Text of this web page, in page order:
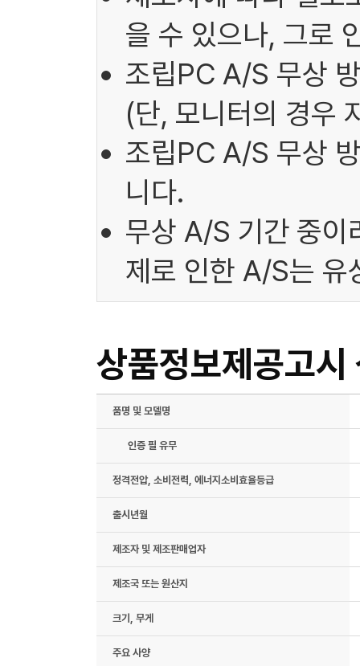
을 수 있으나, 그로
조립PC A/S 무상
(단, 모니터의 경우
조립PC A/S 무상
니다.
무상 A/S 기간 중이
제로 인한 A/S는 유
상품정보제공고시
품명 및 모델명
인증 필 유무
정격전압, 소비전력, 에너지소비효율등급
출시년월
제조자 및 제조판매업자
제조국 또는 원산지
크기, 무게
주요 사양